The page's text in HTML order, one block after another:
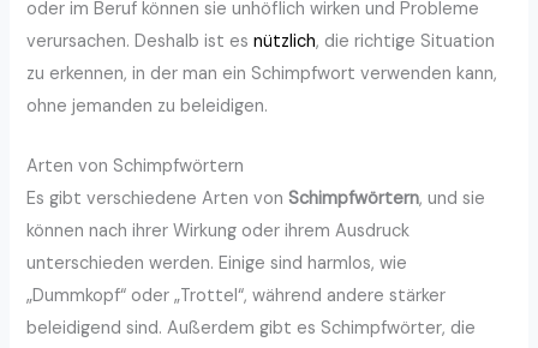
oder im Beruf können sie unhöflich wirken und Probleme
verursachen. Deshalb ist es nützlich, die richtige Situation
zu erkennen, in der man ein Schimpfwort verwenden kann,
ohne jemanden zu beleidigen.
Arten von Schimpfwörtern
Es gibt verschiedene Arten von Schimpfwörtern, und sie
können nach ihrer Wirkung oder ihrem Ausdruck
unterschieden werden. Einige sind harmlos, wie
„Dummkopf“ oder „Trottel“, während andere stärker
beleidigend sind. Außerdem gibt es Schimpfwörter, die